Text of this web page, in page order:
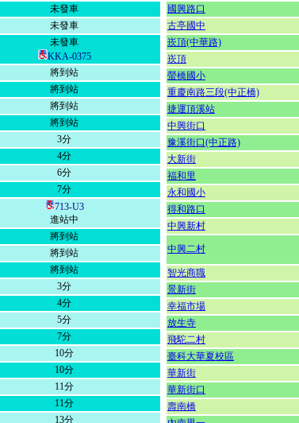
未發車
未發車
未發車
KKA-0375
將到站
將到站
將到站
將到站
3分
4分
6分
7分
713-U3
進站中
將到站
將到站
將到站
3分
4分
5分
7分
10分
10分
11分
11分
13分
國興路口
古亭國中
崁頂(中華路)
崁頂
螢橋國小
重慶南路三段(中正橋)
捷運頂溪站
中興街口
豫溪街口(中正路)
大新街
福和里
永和國小
得和路口
中興新村
中興二村
智光商職
景新街
幸福市場
放生寺
飛駝二村
臺科大華夏校區
華新街
華新街口
壽南橋